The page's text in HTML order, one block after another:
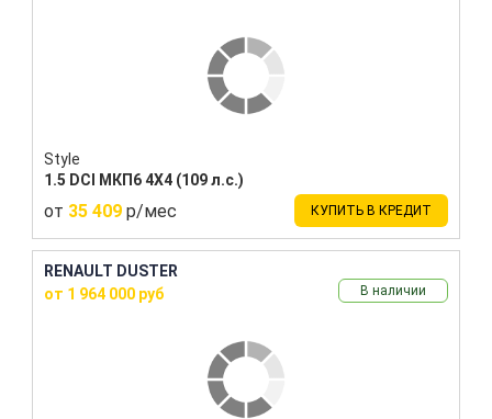
Style
1.5 DCI МКП6 4Х4 (109 л.с.)
от 35 409 р/мес КУПИТЬ В КРЕДИТ
RENAULT DUSTER
от 1 964 000 руб
В наличии